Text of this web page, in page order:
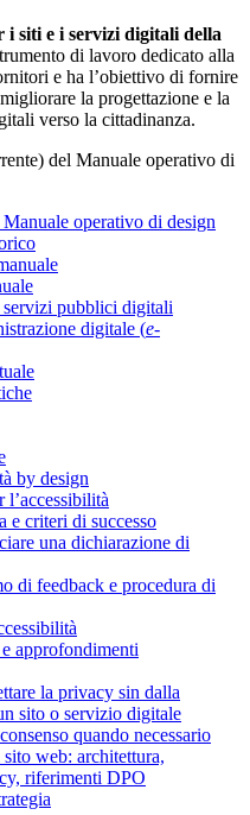
siti e i servizi digitali della
di lavoro dedicato alla
e ha l’obiettivo di fornire
la progettazione e la
verso la cittadinanza.
del Manuale operativo di
operativo di design
pubblici digitali
digitale (e-
by design
l’accessibilità
e criteri di successo
una dichiarazione di
di feedback e procedura di
approfondimenti
la privacy sin dalla
sito o servizio digitale
quando necessario
web: architettura,
riferimenti DPO